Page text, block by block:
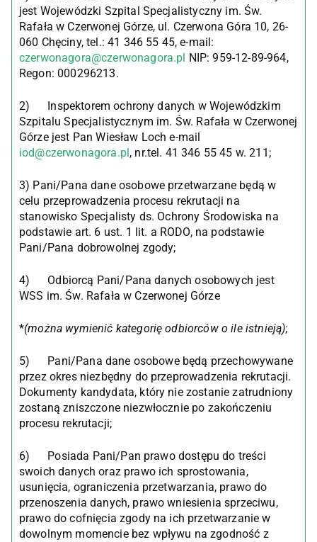
jest Wojewódzki Szpital Specjalistyczny im. Św.
Rafała w Czerwonej Górze, ul. Czerwona Góra 10, 26-
060 Chęciny, tel.: 41 346 55 45, e-mail:
czerwonagora@czerwonagora.pl NIP: 959-12-89-964,
Regon: 000296213.
2) Inspektorem ochrony danych w Wojewódzkim
Szpitalu Specjalistycznym im. Św. Rafała w Czerwonej
Górze jest Pan Wiesław Loch e-mail
iod@czerwonagora.pl, nr.tel. 41 346 55 45 w. 211;
3) Pani/Pana dane osobowe przetwarzane będą w
celu przeprowadzenia procesu rekrutacji na
stanowisko Specjalisty ds. Ochrony Środowiska na
podstawie art. 6 ust. 1 lit. a RODO, na podstawie
Pani/Pana dobrowolnej zgody;
4) Odbiorcą Pani/Pana danych osobowych jest
WSS im. Św. Rafała w Czerwonej Górze
*(można wymienić kategorię odbiorców o ile istnieją);
5) Pani/Pana dane osobowe będą przechowywane
przez okres niezbędny do przeprowadzenia rekrutacji.
Dokumenty kandydata, który nie zostanie zatrudniony
zostaną zniszczone niezwłocznie po zakończeniu
procesu rekrutacji;
6) Posiada Pani/Pan prawo dostępu do treści
swoich danych oraz prawo ich sprostowania,
usunięcia, ograniczenia przetwarzania, prawo do
przenoszenia danych, prawo wniesienia sprzeciwu,
prawo do cofnięcia zgody na ich przetwarzanie w
dowolnym momencie bez wpływu na zgodność z